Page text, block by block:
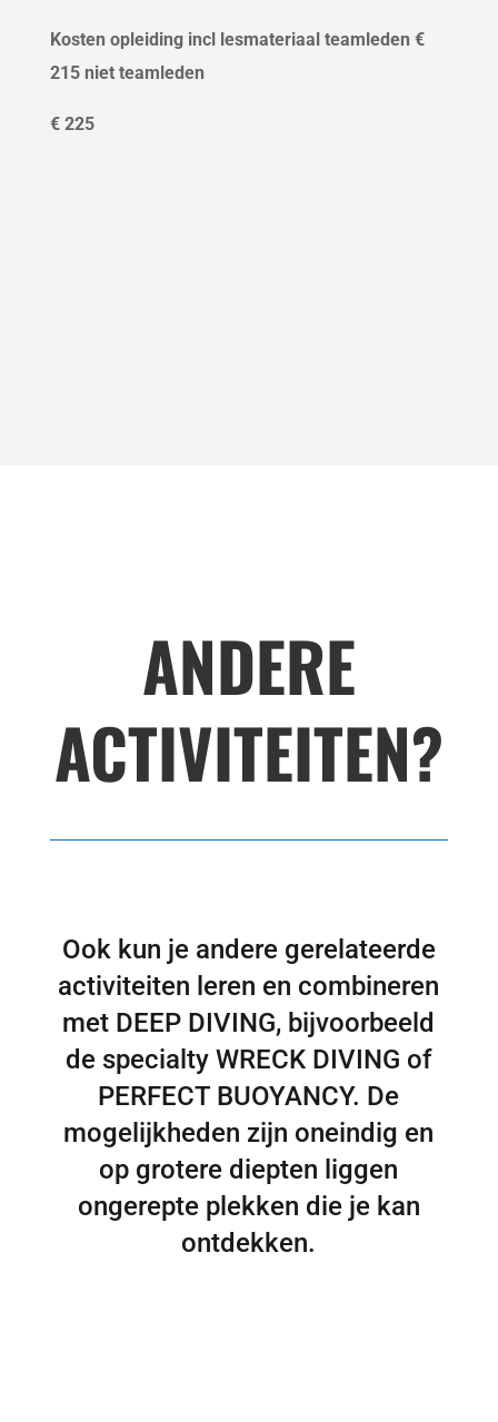
Kosten opleiding incl lesmateriaal teamleden €
215 niet teamleden
€ 225
ANDERE
ACTIVITEITEN?
Ook kun je andere gerelateerde
activiteiten leren en combineren
met DEEP DIVING, bijvoorbeeld
de specialty WRECK DIVING of
PERFECT BUOYANCY. De
mogelijkheden zijn oneindig en
op grotere diepten liggen
ongerepte plekken die je kan
ontdekken.